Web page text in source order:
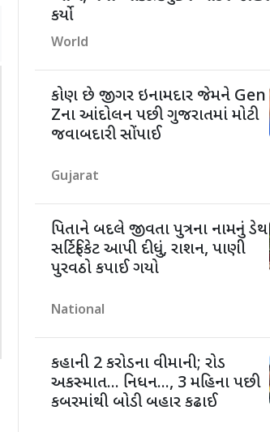
કર્યો
World
કોણ છે જીગર ઇનામદાર જેમને Gen
Zના આંદોલન પછી ગુજરાતમાં મોટી
જવાબદારી સોંપાઈ
Gujarat
પિતાને બદલે જીવતા પુત્રના નામનું ડેથ
સર્ટિફિકેટ આપી દીધું, રાશન, પાણી
પુરવઠો કપાઈ ગયો
National
કહાની 2 કરોડના વીમાની; રોડ
અકસ્માત... નિધન..., 3 મહિના પછી
કબરમાંથી બોડી બહાર કઢાઈ